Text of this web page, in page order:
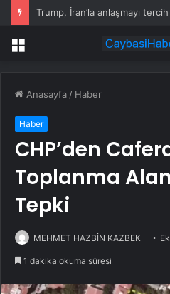
Menü
Anasayfa / Haber
Haber
CHP’den
Toplanma
Tepki
MEHMET HAZBİN KAZBEK
1 dakika okuma süresi